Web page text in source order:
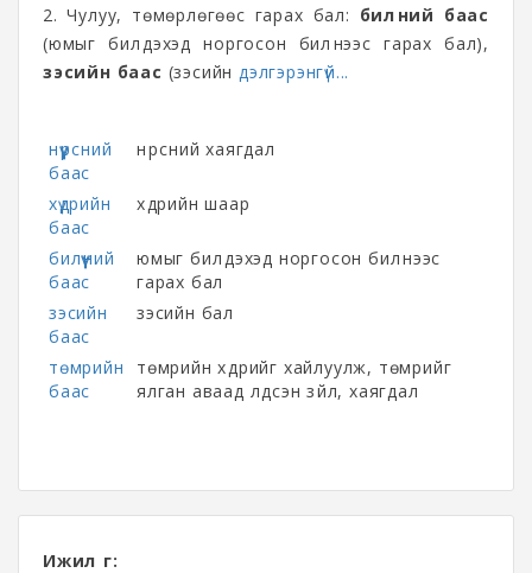
2. Чулуу, төмөрлөгөөс гарах бал: билүүний баас
(юмыг билүүдэхэд норгосон билүүнээс гарах бал),
зэсийн баас (зэсийндэлгэрэнгүй...
нүүрсний
баас
нүүрсний хаягдал
хүдрийн
баас
хүдрийн шаар
билүүний
баас
юмыг билүүдэхэд норгосон билүүнээс
гарах бал
зэсийн
баас
зэсийн бал
төмрийн
баас
төмрийн хүдрийг хайлуулж, төмрийг
ялган аваад үлдсэн зүйл, хаягдал
Ижил үг: